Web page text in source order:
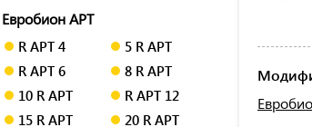
Евробион АРТ
R АРТ 4
5 R АРТ
R АРТ 6
8 R АРТ
10 R АРТ
R АРТ 12
15 R АРТ
20 R АРТ